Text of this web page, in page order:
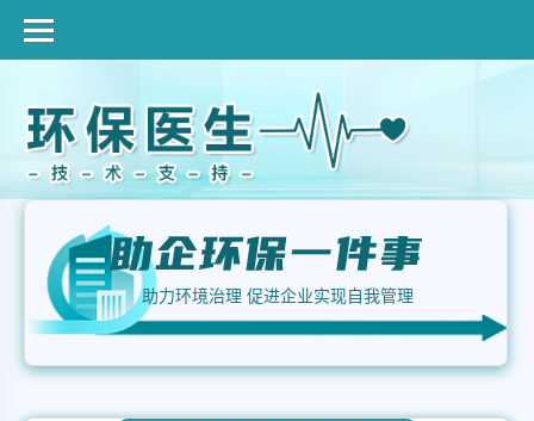
助力环境治理 促进企业实现自我管理